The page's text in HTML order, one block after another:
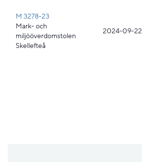
M 3278-23
Mark- och
miljööverdomstolen
Skellefteå
2024-09-22